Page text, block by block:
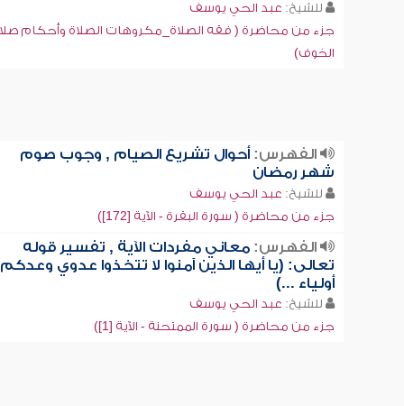
للشيخ: عبد الحي يوسف
جزء من محاضرة ( فقه الصلاة_مكروهات الصلاة وأحكام
الخوف)
الفهرس:أحوال تشريع الصيام , وجوب صوم
شهر رمضان
للشيخ: عبد الحي يوسف
جزء من محاضرة ( سورة البقرة - الآية [172])
الفهرس:معاني مفردات الآية , تفسير قوله
تعالى: (يا أيها الذين آمنوا لا تتخذوا عدوي وعدكم
أولياء ...)
للشيخ: عبد الحي يوسف
جزء من محاضرة ( سورة الممتحنة - الآية [1])